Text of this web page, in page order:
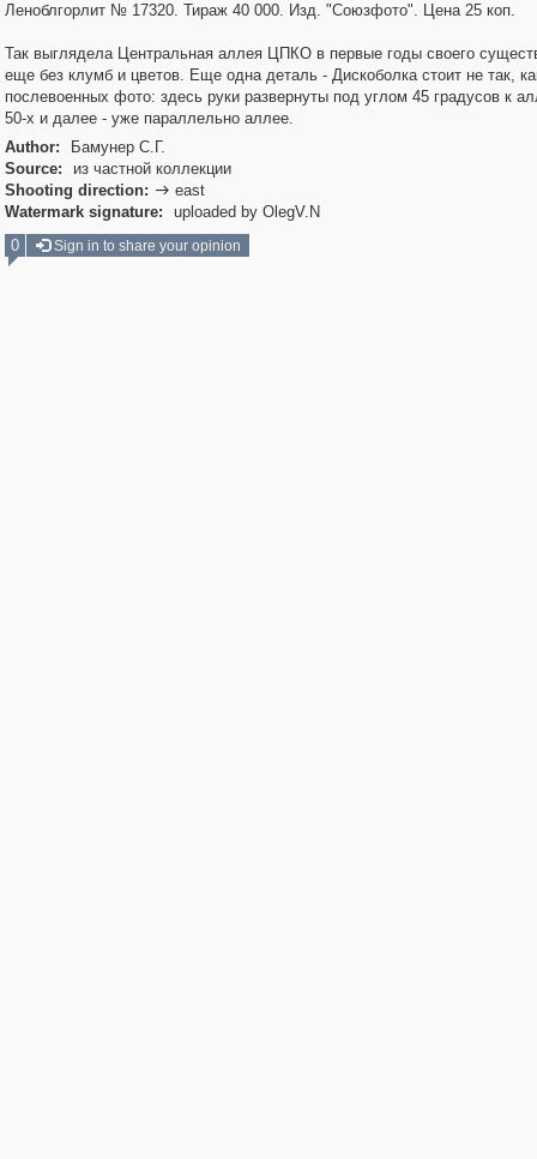
Леноблгорлит № 17320. Тираж 40 000. Изд. "Союзфото". Цена 25 коп.
Так выглядела Центральная аллея ЦПКО в первые годы своего
еще без клумб и цветов. Еще одна деталь - Дискоболка стоит не так,
послевоенных фото: здесь руки развернуты под углом 45 градусов к
50-х и далее - уже параллельно аллее.
Author:
Бамунер С.Г.
Source:
из частной коллекции
Shooting direction:  east
Watermark signature:
uploaded by OlegV.N
0
Sign in to share your opinion